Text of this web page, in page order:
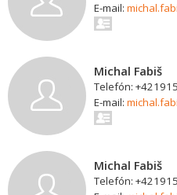
E-mail:
Michal Fabiš
Telefón:
E-mail:
Michal Fabiš
Telefón: